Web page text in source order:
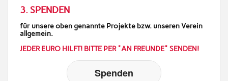
3. SPENDEN
für unsere oben genannte Projekte bzw. unseren Verein
allgemein.
JEDER EURO HILFT! BITTE PER "AN FREUNDE" SENDEN!